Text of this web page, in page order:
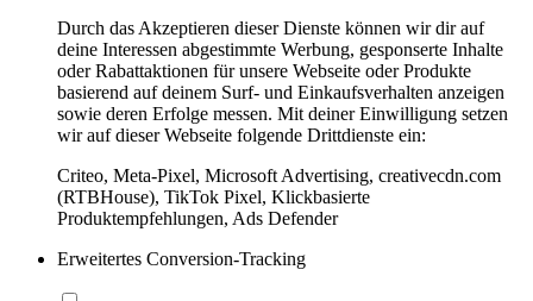
Durch das Akzeptieren dieser Dienste können wir dir auf
deine Interessen abgestimmte Werbung, gesponserte Inhalte
oder Rabattaktionen für unsere Webseite oder Produkte
basierend auf deinem Surf- und Einkaufsverhalten anzeigen
sowie deren Erfolge messen. Mit deiner Einwilligung setzen
wir auf dieser Webseite folgende Drittdienste ein:
Criteo, Meta-Pixel, Microsoft Advertising, creativecdn.com
(RTBHouse), TikTok Pixel, Klickbasierte
Produktempfehlungen, Ads Defender
Erweitertes Conversion-Tracking